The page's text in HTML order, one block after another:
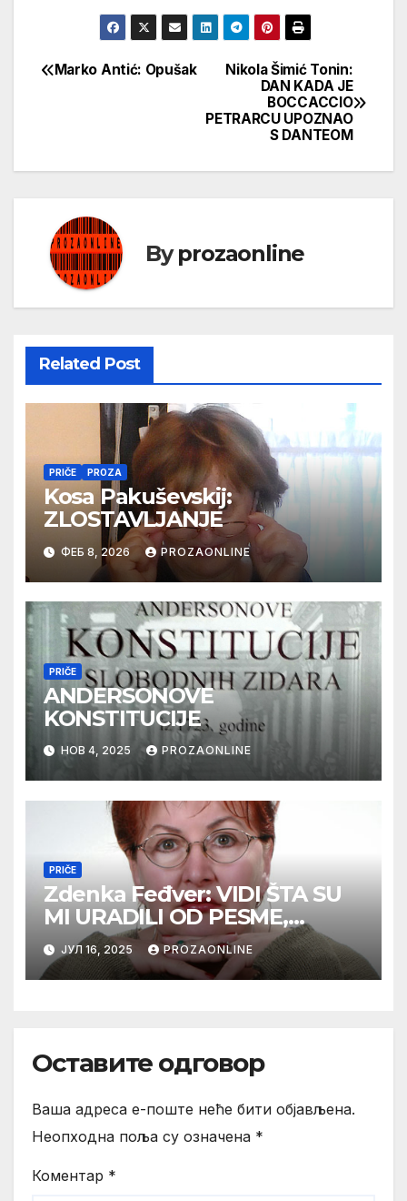
Кретање
Nikola Šimić Tonin:
DAN KADA JE
BOCCACCIO
PETRARCU UPOZNAO
S DANTEOM
Marko Antić: Opušak
Byprozaonline
Related Post
PRIČE PROZA
Kosa Pakuševskij:
ZLOSTAVLJANJE
ФЕБ 8, 2026 PROZAONLINE
PRIČE
ANDERSONOVE
KONSTITUCIJE
НОВ 4, 2025 PROZAONLINE
PRIČE
Zdenka Feđver: VIDI ŠTA SU
MI URADILI OD PESME,
MAMA*
ЈУЛ 16, 2025 PROZAONLINE
Оставите одговор
Ваша адреса е-поште неће бити објављена.
Неопходна поља су означена *
Коментар *